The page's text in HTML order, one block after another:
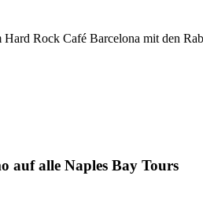
Rock Café Barcelona mit den
auf alle Naples Bay Tours